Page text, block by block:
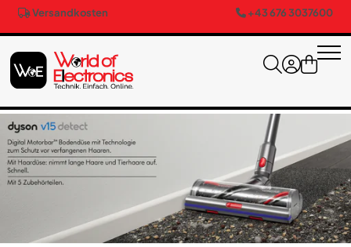
Versandkosten +43 676 3037600